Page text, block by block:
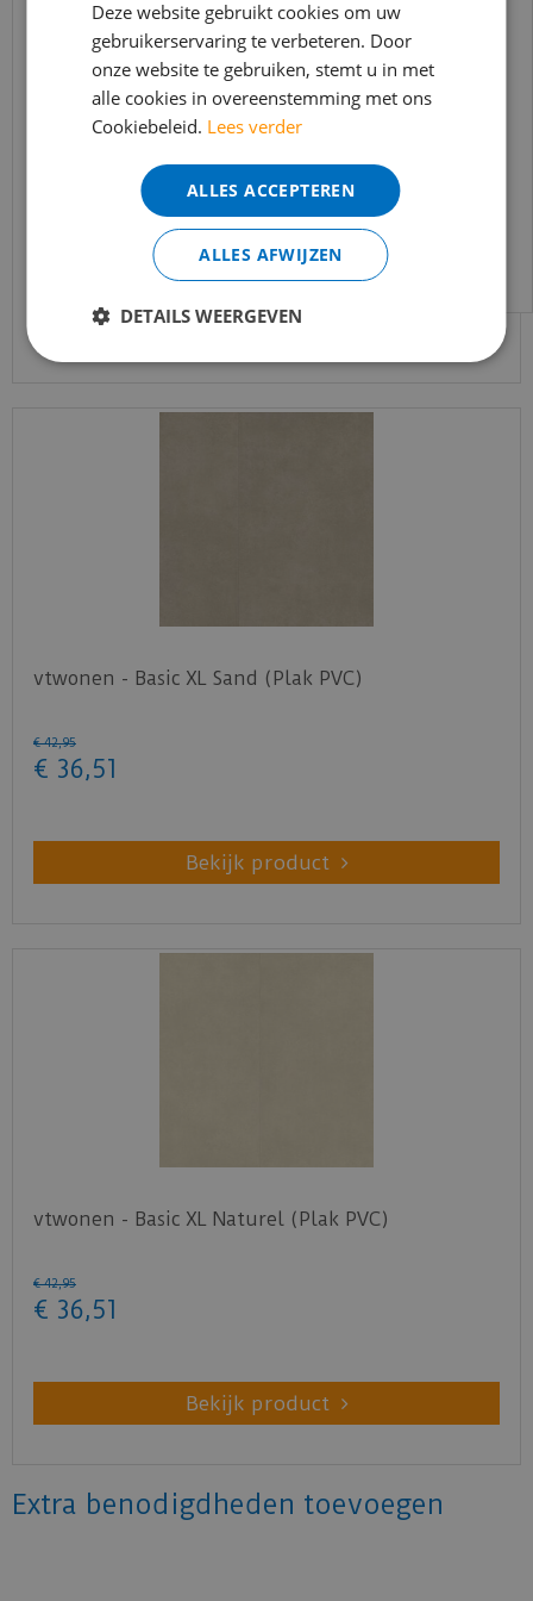
Ambiant - Piero Beige (Plak PVC)
Bekijk product
vtwonen - Basic XL Sand (Plak PVC)
€ 42,95
€ 36,51
Bekijk product
vtwonen - Basic XL Naturel (Plak PVC)
€ 42,95
€ 36,51
Bekijk product
Extra benodigdheden toevoegen
In verband met de vakantie periode zijn wij
t/m 14 augustus telefonisch helaas niet
bereikbaar.
Bestelling worden uiteraard verwerkt
echter iets minder snel dan wat je van ons
gewend bent.
Voor vragen kan je ons bereiken via
info@merkvloerenwinkel.nl
Deze website gebruikt cookies om uw
gebruikerservaring te verbeteren. Door
onze website te gebruiken, stemt u in met
alle cookies in overeenstemming met ons
Cookiebeleid. Lees verder
ALLES ACCEPTEREN
ALLES AFWIJZEN
DETAILS WEERGEVEN